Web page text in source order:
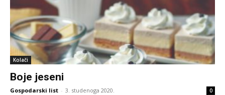
Kolači
Boje jeseni
Gospodarski list - 3. studenoga 2020. 0